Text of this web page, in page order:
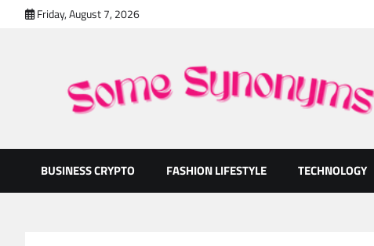
Friday, August 7, 2026
Some Synonyms
BUSINESS CRYPTO FASHION LIFESTYLE TECHNOLOGY